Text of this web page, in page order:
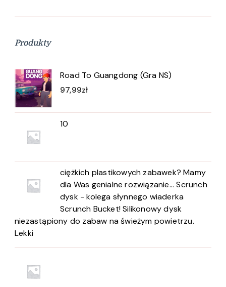
Produkty
Road To Guangdong (Gra NS)
97,99zł
10
ciężkich plastikowych zabawek? Mamy
dla Was genialne rozwiązanie... Scrunch
dysk - kolega słynnego wiaderka
Scrunch Bucket! Silikonowy dysk
niezastąpiony do zabaw na świeżym powietrzu.
Lekki